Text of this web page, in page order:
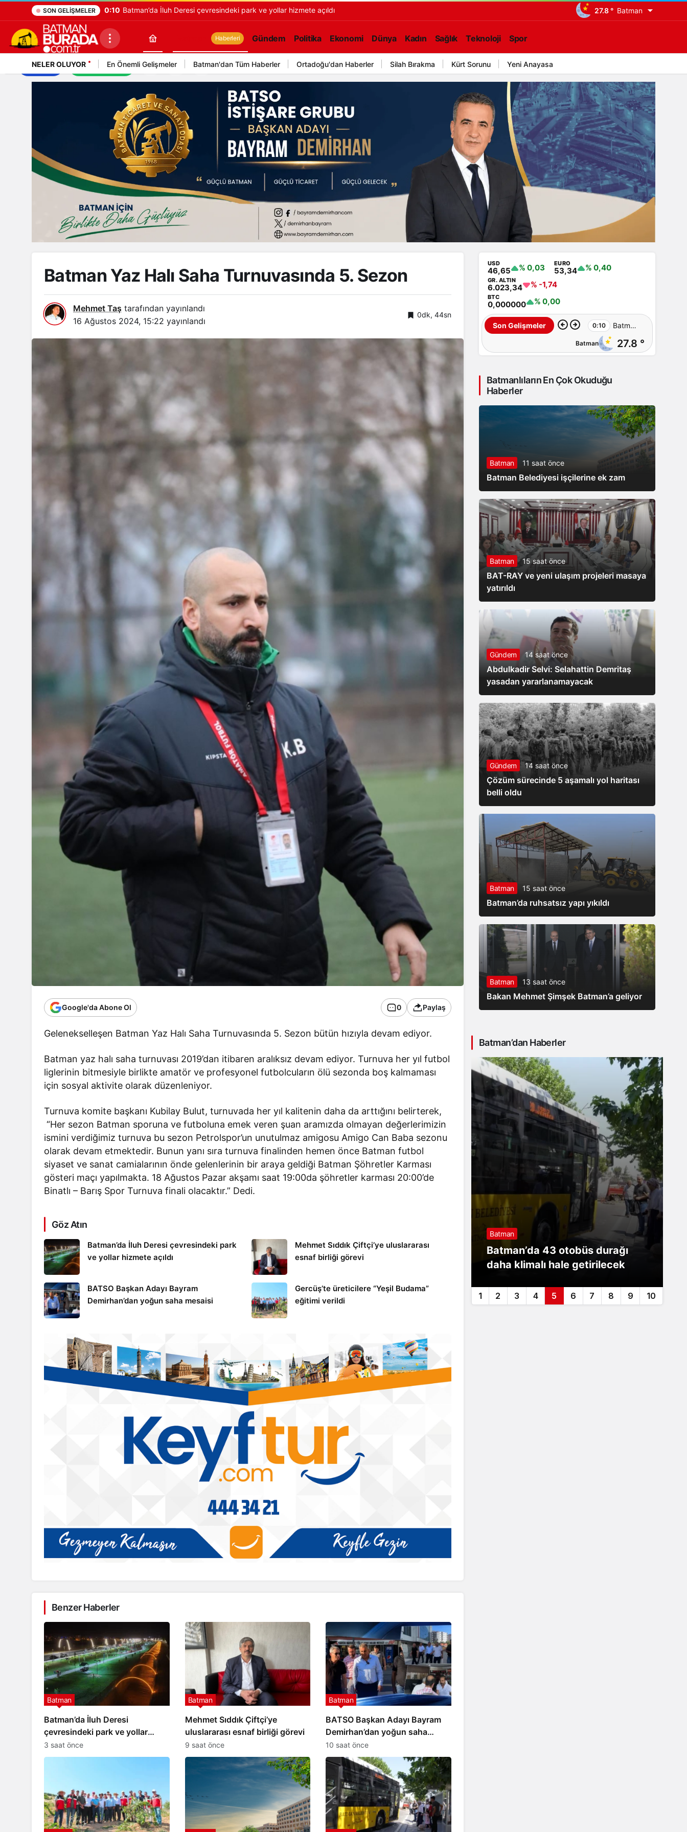
SON GELIŞMELER 0:10 Batman’da İluh Deresi çevresindeki park ve yollar hizmete açıldı 27.8 ° Batman
Haberleri Gündem Politika Ekonomi Dünya Kadın Sağlık Teknoloji Spor
İş İlanları Mekan Rehberi
NELER OLUYOR En Önemli Gelişmeler Batman'dan Tüm Haberler Ortadoğu'dan Haberler Silah Bırakma Kürt Sorunu Yeni Anayasa
Batman Yaz Halı Saha Turnuvasında 5. Sezon
Mehmet Taş tarafından yayınlandı
16 Ağustos 2024, 15:22 yayınlandı
0dk, 44sn
Google'da Abone Ol 0 Paylaş
Gelenekselleşen Batman Yaz Halı Saha Turnuvasında 5. Sezon bütün hızıyla devam ediyor.
Batman yaz halı saha turnuvası 2019’dan itibaren aralıksız devam ediyor. Turnuva her yıl futbol
liglerinin bitmesiyle birlikte amatör ve profesyonel futbolcuların ölü sezonda boş kalmaması
için sosyal aktivite olarak düzenleniyor.
Turnuva komite başkanı Kubilay Bulut, turnuvada her yıl kalitenin daha da arttığını belirterek,
“Her sezon Batman sporuna ve futboluna emek veren şuan aramızda olmayan değerlerimizin
ismini verdiğimiz turnuva bu sezon Petrolspor’un unutulmaz amigosu Amigo Can Baba sezonu
olarak devam etmektedir. Bunun yanı sıra turnuva finalinden hemen önce Batman futbol
siyaset ve sanat camialarının önde gelenlerinin bir araya geldiği Batman Şöhretler Karması
gösteri maçı yapılmakta. 18 Ağustos Pazar akşamı saat 19:00da şöhretler karması 20:00’de
Binatlı – Barış Spor Turnuva finali olacaktır.” Dedi.
Göz Atın
Batman’da İluh Deresi çevresindeki park
ve yollar hizmete açıldı
Mehmet Sıddık Çiftçi’ye uluslararası
esnaf birliği görevi
BATSO Başkan Adayı Bayram
Demirhan’dan yoğun saha mesaisi
Gercüş’te üreticilere “Yeşil Budama”
eğitimi verildi
Benzer Haberler
Batman’da İluh Deresi
çevresindeki park ve yollar
hizmete açıldı
Batman
3 saat önce
Mehmet Sıddık Çiftçi’ye
uluslararası esnaf birliği görevi
Batman
9 saat önce
BATSO Başkan Adayı Bayram
Demirhan’dan yoğun saha
mesaisi
Batman
10 saat önce
USD
46,65 % 0,03 EURO
53,34 % 0,40
GR. ALTIN
6.023,34 % -1,74
BTC
0,000000 % 0,00
Son Gelişmeler 0:10 Batman’da
İluh
park
ve
yollar
Batman 27.8 °
Batmanlıların En Çok Okuduğu
Haberler
Batman 11 saat önce
Batman Belediyesi işçilerine ek zam
Batman 15 saat önce
BAT-RAY ve yeni ulaşım projeleri masaya
yatırıldı
Gündem 14 saat önce
Abdulkadir Selvi: Selahattin Demritaş
yasadan yararlanamayacak
Gündem 14 saat önce
Çözüm sürecinde 5 aşamalı yol haritası
belli oldu
Batman 15 saat önce
Batman’da ruhsatsız yapı yıkıldı
Batman 13 saat önce
Bakan Mehmet Şimşek Batman’a geliyor
Batman’dan Haberler
birliği görevi
Demirhan’dan yoğun saha
Gercüş’te üreticilere “Yeşil
Budama” eğitimi verildi
Batman
Batman’da 43 otobüs durağı
daha klimalı hale getirilecek
1 2 3 4 5 6 7 8 9 10